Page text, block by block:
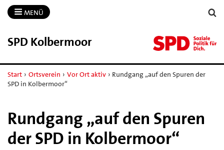
MENÜ
SPD Kolbermoor
Start › Ortsverein › Vor Ort aktiv › Rundgang „auf den Spuren der
SPD in Kolbermoor“
Rundgang „auf den Spuren
der SPD in Kolbermoor“